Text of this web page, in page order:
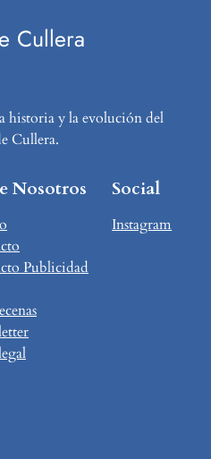
Cullera
historia y la evolución del
Cullera.
Nosotros
Publicidad
Social
Instagram